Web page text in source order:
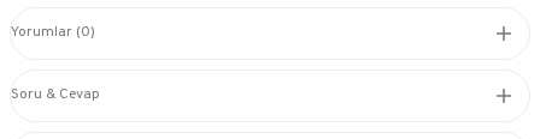
Yorumlar (0)
Soru & Cevap